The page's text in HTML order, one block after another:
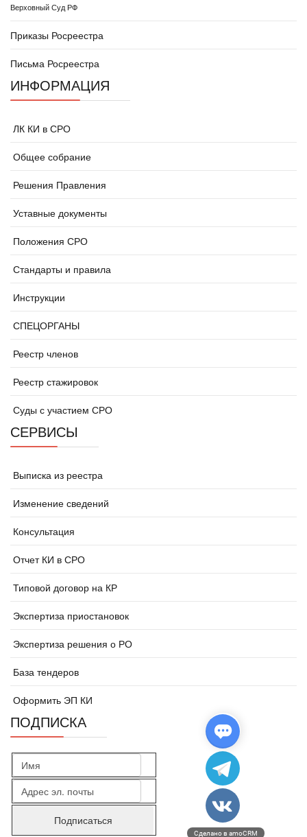
Верховный Суд РФ
Приказы Росреестра
Письма Росреестра
ИНФОРМАЦИЯ
ЛК КИ в СРО
Общее собрание
Решения Правления
Уставные документы
Положения СРО
Стандарты и правила
Инструкции
СПЕЦОРГАНЫ
Реестр членов
Реестр стажировок
Суды с участием СРО
СЕРВИСЫ
Выписка из реестра
Изменение сведений
Консультация
Отчет КИ в СРО
Типовой договор на КР
Экспертиза приостановок
Экспертиза решения о РО
База тендеров
Оформить ЭП КИ
ПОДПИСКА
Сделано в amoCRM